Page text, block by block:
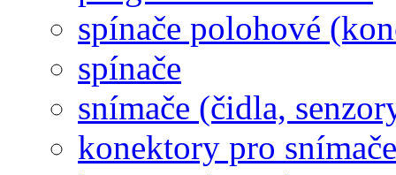
spínače polohové
spínače
snímače (čidla,
konektory pro snímače